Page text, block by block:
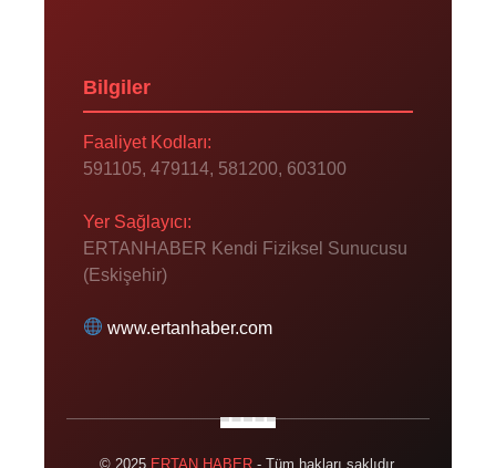
Bilgiler
Faaliyet Kodları:
591105, 479114, 581200, 603100
Yer Sağlayıcı:
ERTANHABER Kendi Fiziksel Sunucusu
(Eskişehir)
www.ertanhaber.com
© 2025 ERTAN HABER- Tüm hakları saklıdır.